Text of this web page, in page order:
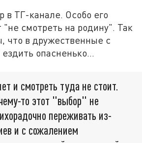
в ТГ-канале. Особо его
смотреть на родину". Так
что в дружественные с
опасненько…
и смотреть туда не стоит.
то этот "выбор" не
переживать из-
и с сожалением